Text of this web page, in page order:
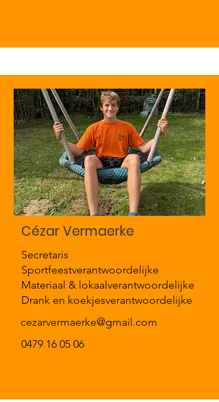
Cézar Vermaerke
Secretaris
Sportfeestverantwoordelijke
Materiaal & lokaalverantwoordelijke
Drank en koekjesverantwoordelijke
cezarvermaerke@gmail.com
0479 16 05 06